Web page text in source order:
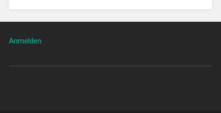
Anmelden